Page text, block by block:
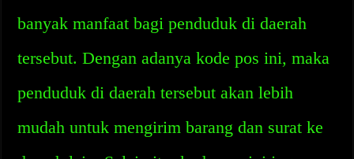
banyak manfaat bagi penduduk di daerah
tersebut. Dengan adanya kode pos ini, maka
penduduk di daerah tersebut akan lebih
mudah untuk mengirim barang dan surat ke